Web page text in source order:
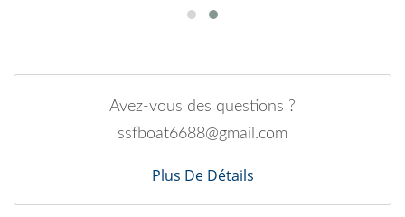
Avez-vous des questions ?
ssfboat6688@gmail.com
Plus De Détails